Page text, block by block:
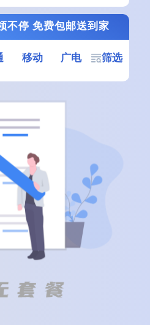
不停 免费包邮送到家
移动 广电 筛选